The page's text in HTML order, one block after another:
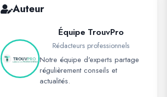
Auteur
Équipe TrouvPro
Rédacteurs professionnels
Notre équipe d'experts partage
régulièrement conseils et
actualités.